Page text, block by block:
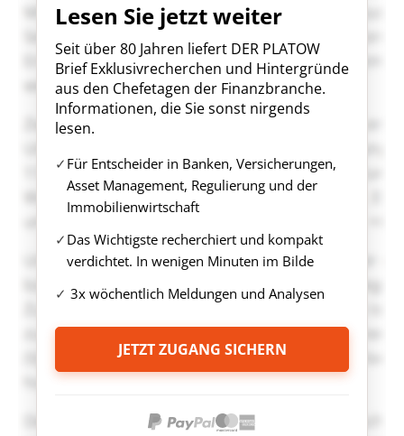
Lesen Sie jetzt weiter
Seit über 80 Jahren liefert DER PLATOW
Brief Exklusivrecherchen und Hintergründe
aus den Chefetagen der Finanzbranche.
Informationen, die Sie sonst nirgends
lesen.
Für Entscheider in Banken, Versicherungen,
Asset Management, Regulierung und der
Immobilienwirtschaft
Das Wichtigste recherchiert und kompakt
verdichtet. In wenigen Minuten im Bilde
3x wöchentlich Meldungen und Analysen
JETZT ZUGANG SICHERN